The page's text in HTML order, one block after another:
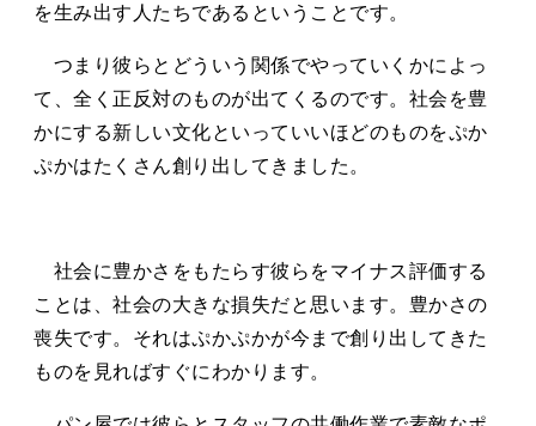
を生み出す人たちであるということです。
つまり彼らとどういう関係でやっていくかによっ
て、全く正反対のものが出てくるのです。社会を豊
かにする新しい文化といっていいほどのものをぷか
ぷかはたくさん創り出してきました。
社会に豊かさをもたらす彼らをマイナス評価する
ことは、社会の大きな損失だと思います。豊かさの
喪失です。それはぷかぷかが今まで創り出してきた
ものを見ればすぐにわかります。